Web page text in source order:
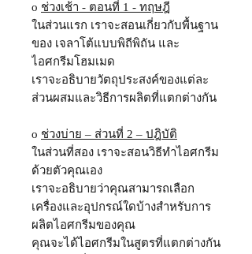
o ช่วงเช้า - ตอนที่ 1 - ทฤษฎี
ในส่วนแรก เราจะสอนเกี่ยวกับพื้นฐาน
ของ เจลาโต้แบบพิถีพิถัน และ
ไอศกรีมโฮมเมด
เราจะอธิบายวัตถุประสงค์ของแต่ละ
ส่วนผสมและวิธีการผลิตที่แตกต่างกัน
o ช่วงบ่าย – ส่วนที่ 2 – ปฎิบัติ
ในส่วนที่สอง เราจะสอนวิธีทำไอศกรีม
ด้วยตัวคุณเอง
เราจะอธิบายว่าคุณสามารถเลือก
เครื่องและอุปกรณ์ใดบ้างสำหรับการ
ผลิตไอศกรีมของคุณ
คุณจะได้ไอศกรีมในสูตรที่แตกต่างกัน